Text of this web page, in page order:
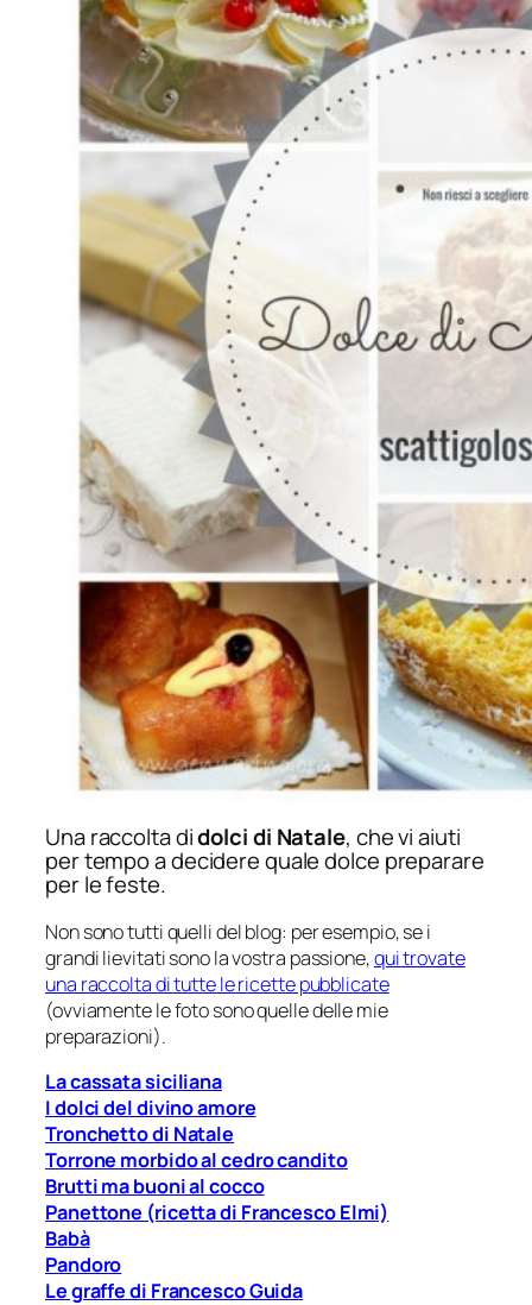
Una raccolta didolci di Natale, che vi aiuti
per tempo a decidere quale dolce preparare
per le feste.
Non sono tutti quelli del blog: per esempio, se i
grandi lievitati sono la vostra passione,qui trovate
una raccolta di tutte le ricette pubblicate
(ovviamente le foto sono quelle delle mie
preparazioni).
La cassata siciliana
I dolci del divino amore
Tronchetto di Natale
Torrone morbido al cedro candito
Brutti ma buoni al cocco
Panettone (ricetta di Francesco Elmi)
Babà
Pandoro
Le graffe di Francesco Guida